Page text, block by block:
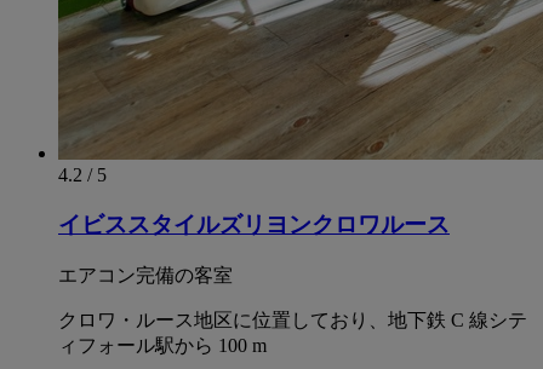
4.2 / 5
イビススタイルズリヨンクロワルース
エアコン完備の客室
クロワ・ルース地区に位置しており、地下鉄 C 線シテ
ィフォール駅から 100 m